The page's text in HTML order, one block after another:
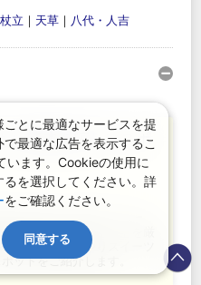
立 ｜ 天草 ｜ 八代・人吉
い熊本の涼しいスポ
ィネーションキャンペー
て楽しめる涼スポットを厳
避暑地やひんやりスイーツ
ットをご紹介します。
とに最適なサービスを提
最適な広告を表示するこ
います。Cookieの使用に
を選択してください。詳
をご確認ください。
同意する